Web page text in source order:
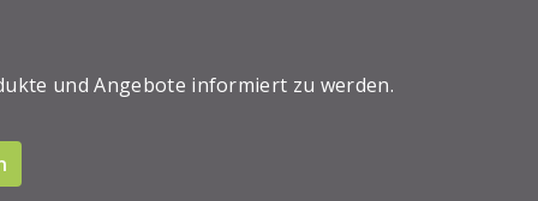
und Angebote informiert zu werden.